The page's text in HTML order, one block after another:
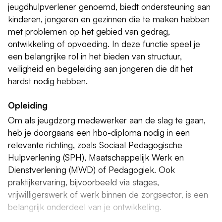
jeugdhulpverlener genoemd, biedt ondersteuning aan
kinderen, jongeren en gezinnen die te maken hebben
met problemen op het gebied van gedrag,
ontwikkeling of opvoeding. In deze functie speel je
een belangrijke rol in het bieden van structuur,
veiligheid en begeleiding aan jongeren die dit het
hardst nodig hebben.
Opleiding
Om als jeugdzorg medewerker aan de slag te gaan,
heb je doorgaans een hbo-diploma nodig in een
relevante richting, zoals Sociaal Pedagogische
Hulpverlening (SPH), Maatschappelijk Werk en
Dienstverlening (MWD) of Pedagogiek. Ook
praktijkervaring, bijvoorbeeld via stages,
vrijwilligerswerk of werk binnen de zorgsector, is een
belangrijk onderdeel van je ontwikkeling.